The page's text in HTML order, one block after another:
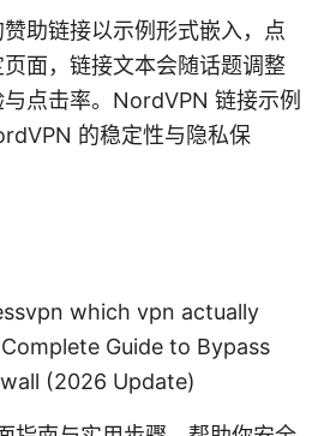
助链接以示例形式嵌入，点
面，链接文本会随话题调整
点击率。NordVPN 链接示例
的稳定性与隐私保
which vpn actually
Guide to Bypass
(2026 Update)